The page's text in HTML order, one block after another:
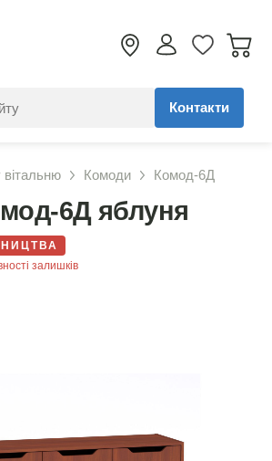
свій запит
Контакти
вітальню Комоди Комод-6Д
6Д яблуня
залишків